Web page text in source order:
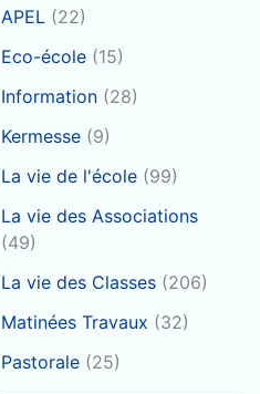
APEL (22)
Eco-école (15)
Information (28)
Kermesse (9)
La vie de l'école (99)
La vie des Associations
(49)
La vie des Classes (206)
Matinées Travaux (32)
Pastorale (25)